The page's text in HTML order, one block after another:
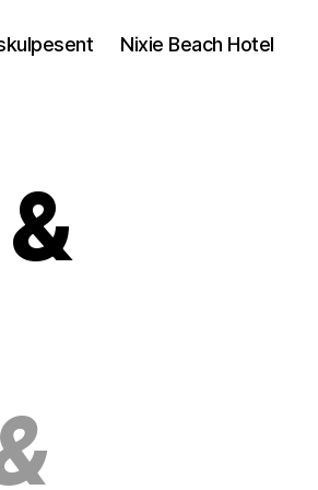
Nixie Beach Hotel